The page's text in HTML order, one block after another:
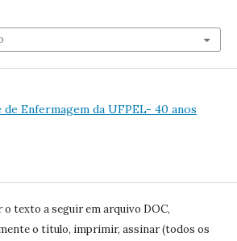
de Enfermagem da UFPEL- 40 anos
o texto a seguir em arquivo DOC,
o título, imprimir, assinar (todos os